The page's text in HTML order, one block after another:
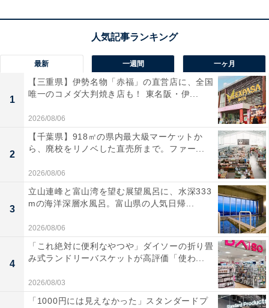
それぞれ好きなことをしている……、そんな構図がいい
感じ。新しい出会いは、友達がキューピットに。
ラッキーポイント……カーキ、アシメントリー、前
売りチケット、ペアシート
最新 一週間 一ヶ月
1
【三重県】伊勢名物「赤福」の直営店に、全国
唯一のコメダ大判焼き店も！ 東名阪・伊...
2026/08/06
2
【千葉県】918㎡の県内最大級マーケットか
ら、廃校をリノベした直売所まで。ファー...
2026/08/06
3
立山連峰と富山湾を望む展望風呂に、水深333
mの海洋深層水風呂。富山県の人気日帰...
2026/08/06
4
「これ絶対に便利なやつや」ダイソーの折り畳
み式ランドリーバスケットが高評価「使わ...
2026/08/03
「1000円には見えなかった」スタンダードプ